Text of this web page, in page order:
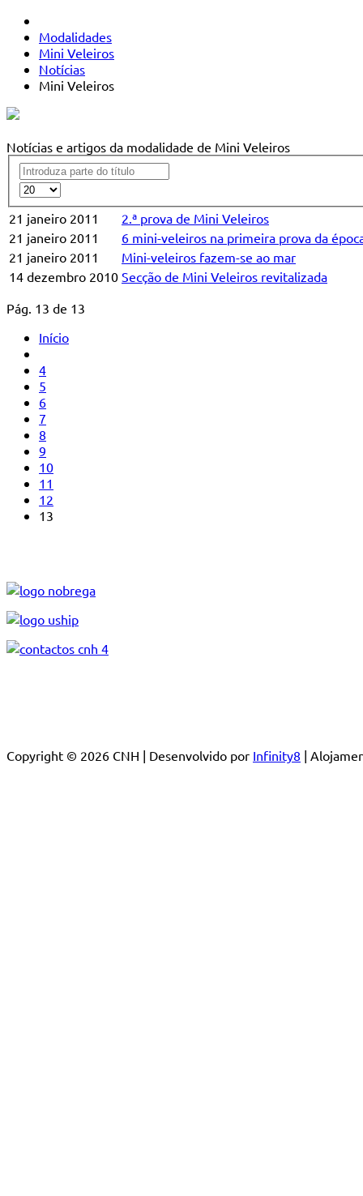
Modalidades
Mini Veleiros
Notícias
Mini Veleiros
Notícias e artigos da modalidade de Mini Veleiros
21 janeiro 2011
2.ª prova de Mini Veleiros
21 janeiro 2011
6 mini-veleiros na primeira prova da
21 janeiro 2011
Mini-veleiros fazem-se ao mar
14 dezembro 2010 Secção de Mini Veleiros revitalizada
Pág. 13 de 13
Início
4
5
6
7
8
9
10
11
12
13
Copyright © 2026 CNH | Desenvolvido por Infinity8 |